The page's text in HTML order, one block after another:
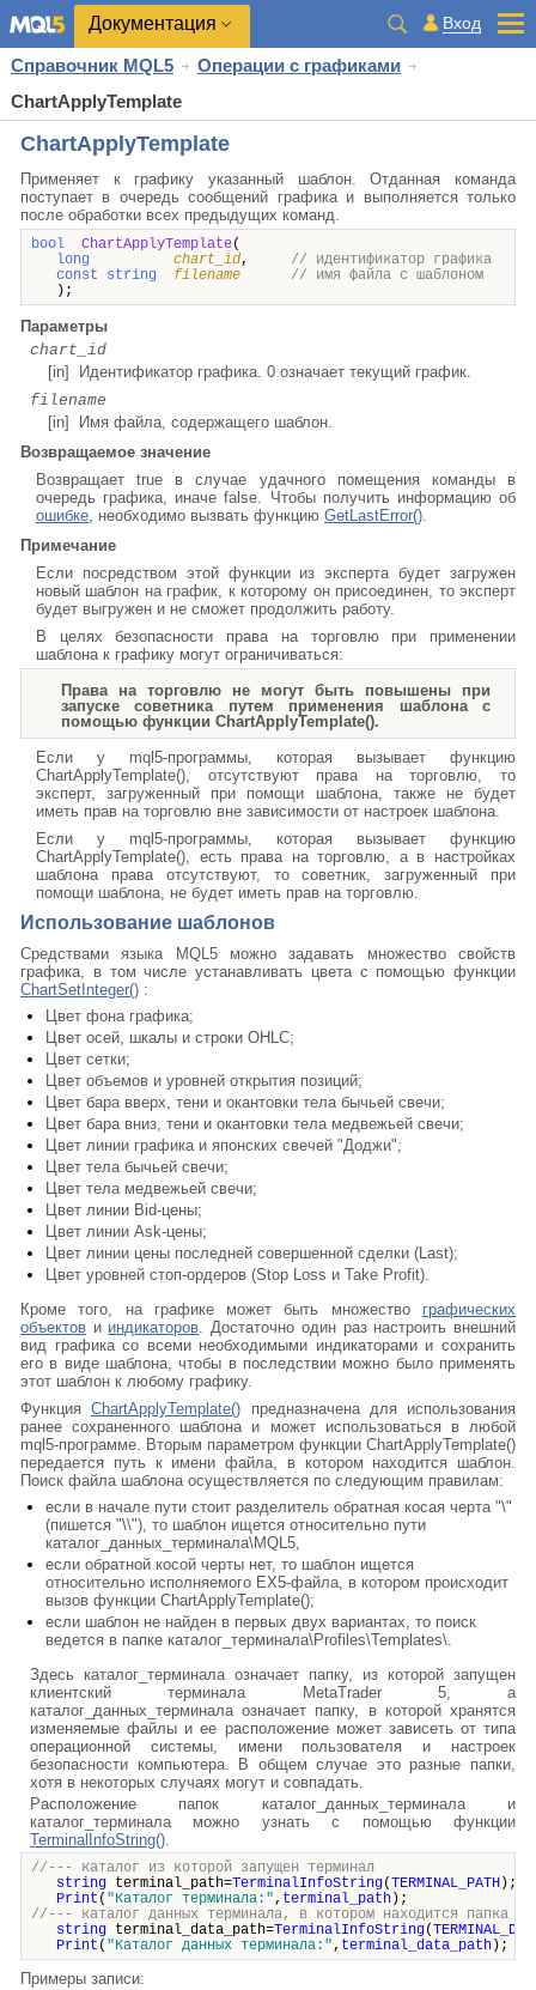
Документация Вход
Справочник MQL5
Операции с графиками
ChartApplyTemplate
ChartApplyTemplate
Применяет к графику указанный шаблон. Отданная команда
поступает в очередь сообщений графика и выполняется только
после обработки всех предыдущих команд.
bool ChartApplyTemplate(
long
chart_id, // идентификатор графика
const string
filename
// имя файла с шаблоном
);
Параметры
chart_id
[in] Идентификатор графика. 0 означает текущий график.
filename
[in] Имя файла, содержащего шаблон.
Возвращаемое значение
Возвращает true в случае удачного помещения команды в
очередь графика, иначе false. Чтобы получить информацию об
ошибке, необходимо вызвать функцию GetLastError().
Примечание
Если посредством этой функции из эксперта будет загружен
новый шаблон на график, к которому он присоединен, то эксперт
будет выгружен и не сможет продолжить работу.
В целях безопасности права на торговлю при применении
шаблона к графику могут ограничиваться:
Права на торговлю не могут быть повышены при
запуске советника путем применения шаблона с
помощью функции ChartApplyTemplate().
Если у mql5-программы, которая вызывает функцию
ChartApplyTemplate(), отсутствуют права на торговлю, то
эксперт, загруженный при помощи шаблона, также не будет
иметь прав на торговлю вне зависимости от настроек шаблона.
Если у mql5-программы, которая вызывает функцию
ChartApplyTemplate(), есть права на торговлю, а в настройках
шаблона права отсутствуют, то советник, загруженный при
помощи шаблона, не будет иметь прав на торговлю.
Использование шаблонов
Средствами языка MQL5 можно задавать множество свойств
графика, в том числе устанавливать цвета с помощью функции
ChartSetInteger() :
Цвет фона графика;
Цвет осей, шкалы и строки OHLC;
Цвет сетки;
Цвет объемов и уровней открытия позиций;
Цвет бара вверх, тени и окантовки тела бычьей свечи;
Цвет бара вниз, тени и окантовки тела медвежьей свечи;
Цвет линии графика и японских свечей "Доджи";
Цвет тела бычьей свечи;
Цвет тела медвежьей свечи;
Цвет линии Bid-цены;
Цвет линии Ask-цены;
Цвет линии цены последней совершенной сделки (Last);
Цвет уровней стоп-ордеров (Stop Loss и Take Profit).
Кроме того, на графике может быть множество графических
объектов и индикаторов. Достаточно один раз настроить внешний
вид графика со всеми необходимыми индикаторами и сохранить
его в виде шаблона, чтобы в последствии можно было применять
этот шаблон к любому графику.
ФункцияChartApplyTemplate() предназначена для использования
ранее сохраненного шаблона и может использоваться в любой
mql5-программе. Вторым параметром функции ChartApplyTemplate()
передается путь к имени файла, в котором находится шаблон.
Поиск файла шаблона осуществляется по следующим правилам:
если в начале пути стоит разделитель обратная косая черта "\"
(пишется "\\"), то шаблон ищется относительно пути
каталог_данных_терминала\MQL5,
если обратной косой черты нет, то шаблон ищется
относительно исполняемого EX5-файла, в котором происходит
вызов функции ChartApplyTemplate();
если шаблон не найден в первых двух вариантах, то поиск
ведется в папке каталог_терминала\Profiles\Templates\.
Здесь каталог_терминала означает папку, из которой запущен
клиентский терминала MetaTrader 5, а
каталог_данных_терминала означает папку, в которой хранятся
изменяемые файлы и ее расположение может зависеть от типа
операционной системы, имени пользователя и настроек
безопасности компьютера. В общем случае это разные папки,
хотя в некоторых случаях могут и совпадать.
Расположение папок каталог_данных_терминала и
каталог_терминала можно узнать с помощью функции
TerminalInfoString().
//--- каталог из которой запущен терминал
string terminal_path=TerminalInfoString(TERMINAL_PATH );
Print ( "Каталог терминала:", terminal_path );
//--- каталог данных терминала, в котором находится папка
string terminal_data_path=TerminalInfoString(
Print ( "Каталог данных терминала:", terminal_data_path );
Примеры записи: